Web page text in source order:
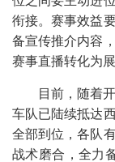
衔接。赛事效益
备宣传推介内容
赛事直播转化为
目前，随着
车队已陆续抵达
全部到位，各队
战术磨合，全力